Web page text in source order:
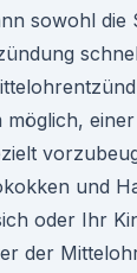
sowohl die
möglich, einer
und
oder Ihr
der